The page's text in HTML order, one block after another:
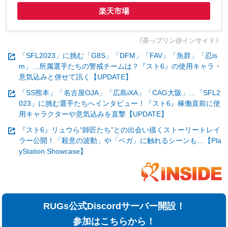
楽天市場
《茶っプリン@インサイド》
「SFL2023」に挑む「G8S」「DFM」「FAV」「魚群」「忍is
m」…所属選手たちの警戒チームは？『スト6』の使用キャラ・
意気込みと併せて訊く【UPDATE】
「SS熊本」「名古屋OJA」「広島iXA」「CAG大阪」…「SFL2
023」に挑む選手たちへインタビュー！『スト6』稼働直前に使
用キャラクターや意気込みを直撃【UPDATE】
『スト6』リュウら“師匠たち”との出会い描くストーリートレイ
ラー公開！「殺意の波動」や「ベガ」に触れるシーンも…【Pla
yStation Showcase】
RUGs公式Discordサーバー開設！
参加はこちらから！